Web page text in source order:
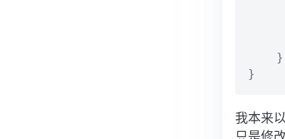
    }
}
我本来